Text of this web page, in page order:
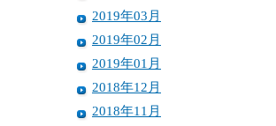
2019年03月
2019年02月
2019年01月
2018年12月
2018年11月